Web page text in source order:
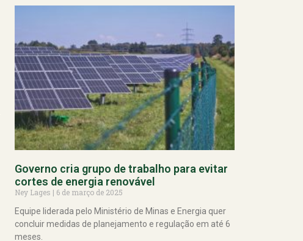
Governo cria grupo de trabalho para evitar
cortes de energia renovável
Ney Lages
6 de março de 2025
Equipe liderada pelo Ministério de Minas e Energia quer
concluir medidas de planejamento e regulação em até 6
meses.